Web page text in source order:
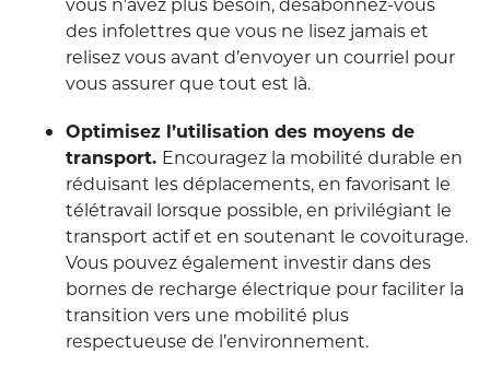
des infolettres que vous ne lisez jamais et
relisez vous avant d’envoyer un courriel pour
vous assurer que tout est là.
Optimisez l’utilisation des moyens de
transport. Encouragez la mobilité durable en
réduisant les déplacements, en favorisant le
télétravail lorsque possible, en privilégiant le
transport actif et en soutenant le covoiturage.
Vous pouvez également investir dans des
bornes de recharge électrique pour faciliter la
transition vers une mobilité plus
respectueuse de l’environnement.